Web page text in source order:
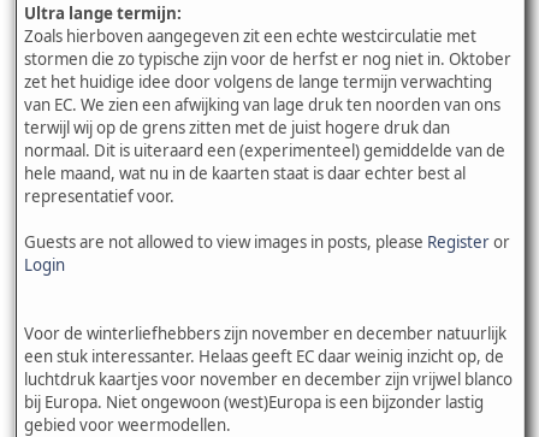
Ultra lange termijn:
Zoals hierboven aangegeven zit een echte westcirculatie met
stormen die zo typische zijn voor de herfst er nog niet in. Oktober
zet het huidige idee door volgens de lange termijn verwachting
van EC. We zien een afwijking van lage druk ten noorden van ons
terwijl wij op de grens zitten met de juist hogere druk dan
normaal. Dit is uiteraard een (experimenteel) gemiddelde van de
hele maand, wat nu in de kaarten staat is daar echter best al
representatief voor.
Guests are not allowed to view images in posts, please Registeror
Login
Voor de winterliefhebbers zijn november en december natuurlijk
een stuk interessanter. Helaas geeft EC daar weinig inzicht op, de
luchtdruk kaartjes voor november en december zijn vrijwel blanco
bij Europa. Niet ongewoon (west)Europa is een bijzonder lastig
gebied voor weermodellen.